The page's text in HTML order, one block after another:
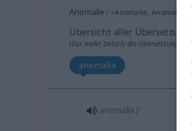
Anomalie f <Anomalie;Anomalien
Übersicht aller
(Für mehr Details die Übersetzung
anomalía
anomalía f